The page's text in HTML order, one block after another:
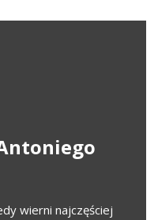
wierni najczęściej